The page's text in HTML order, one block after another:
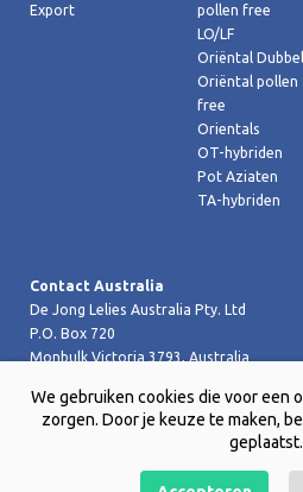
Export
pollen free
LO/LF
Oriëntal Dubbel
Oriëntal pollen
free
Orientals
OT-hybriden
Pot Aziaten
TA-hybriden
Contact Australia
De Jong Lelies Australia Pty. Ltd
P.O. Box 720
Monbulk Victoria 3793, Australia
T +61 (0)359 619 188
F +61 (0)359 619 199
We gebruiken cookies die voor een
zorgen. Door je keuze te maken,
geplaatst.